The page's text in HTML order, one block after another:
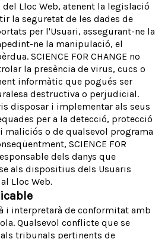
Lloc Web, atenent la legislació
la seguretat de les dades de
per l'Usuari, assegurant-ne la
ne la manipulació, el
SCIENCE FOR CHANGE no
la presència de virus, cucs o
informàtic que pogués ser
destructiva o perjudicial.
disposar i implementar als seus
per a la detecció, protecció
maliciós o de qualsevol programa
SCIENCE FOR
dels danys que
als dispositius dels Usuaris
Lloc Web.
i interpretarà de conformitat amb
Qualsevol conflicte que se
tribunals pertinents de